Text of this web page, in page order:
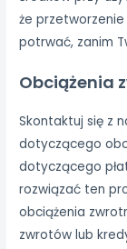
że
potrwać, zanim
Obciążenia
Skontaktuj się z
dotyczącego
dotyczącego
rozwiązać ten
obciążenia
zwrotów lub